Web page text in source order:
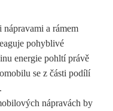
a rámem
pohyblivé
energie pohltí právě
se z části podílí
nápravách by